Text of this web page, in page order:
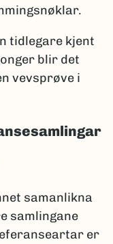
tidlegare kjent
blir det
vevsprøve i
samanlikna
samlingane
er